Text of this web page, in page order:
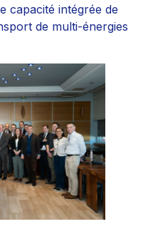
capacité intégrée de
de multi-énergies